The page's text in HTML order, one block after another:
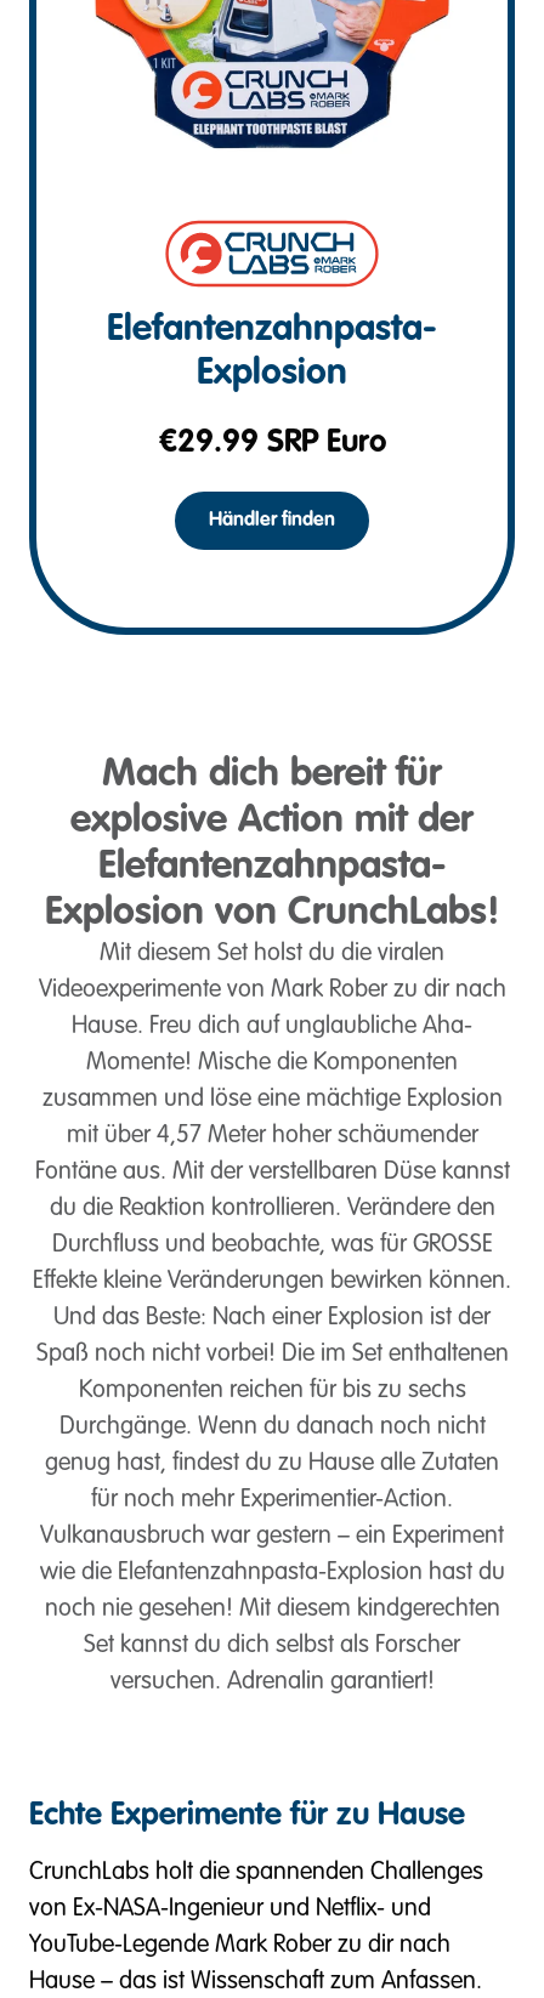
Elefantenzahnpasta-
Explosion
€29.99 SRP Euro
Händler finden
Mach dich bereit für
explosive Action mit der
Elefantenzahnpasta-
Explosion von CrunchLabs!
Mit diesem Set holst du die viralen
Videoexperimente von Mark Rober zu dir nach
Hause. Freu dich auf unglaubliche Aha-
Momente! Mische die Komponenten
zusammen und löse eine mächtige Explosion
mit über 4,57 Meter hoher schäumender
Fontäne aus. Mit der verstellbaren Düse kannst
du die Reaktion kontrollieren. Verändere den
Durchfluss und beobachte, was für GROSSE
Effekte kleine Veränderungen bewirken können.
Und das Beste: Nach einer Explosion ist der
Spaß noch nicht vorbei! Die im Set enthaltenen
Komponenten reichen für bis zu sechs
Durchgänge. Wenn du danach noch nicht
genug hast, findest du zu Hause alle Zutaten
für noch mehr Experimentier-Action.
Vulkanausbruch war gestern – ein Experiment
wie die Elefantenzahnpasta-Explosion hast du
noch nie gesehen! Mit diesem kindgerechten
Set kannst du dich selbst als Forscher
versuchen. Adrenalin garantiert!
Echte Experimente für zu Hause
CrunchLabs holt die spannenden Challenges
von Ex-NASA-Ingenieur und Netflix- und
YouTube-Legende Mark Rober zu dir nach
Hause – das ist Wissenschaft zum Anfassen.